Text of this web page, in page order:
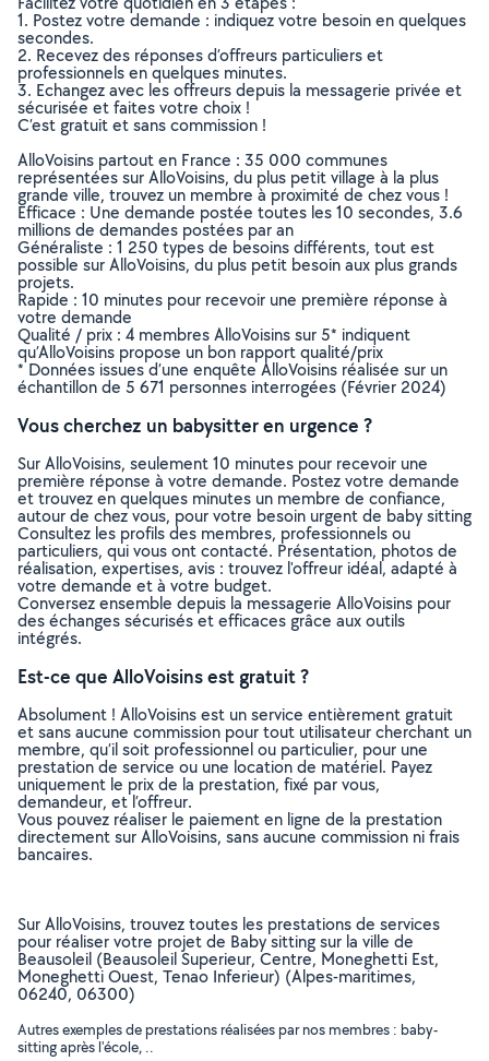
1. Postez votre demande : indiquez votre besoin en quelques
secondes.
2. Recevez des réponses d’offreurs particuliers et
professionnels en quelques minutes.
3. Echangez avec les offreurs depuis la messagerie privée et
sécurisée et faites votre choix !
C’est gratuit et sans commission !
AlloVoisins partout en France : 35 000 communes
représentées sur AlloVoisins, du plus petit village à la plus
grande ville, trouvez un membre à proximité de chez vous !
Efficace : Une demande postée toutes les 10 secondes, 3.6
millions de demandes postées par an
Généraliste : 1 250 types de besoins différents, tout est
possible sur AlloVoisins, du plus petit besoin aux plus grands
projets.
Rapide : 10 minutes pour recevoir une première réponse à
votre demande
Qualité / prix : 4 membres AlloVoisins sur 5* indiquent
qu’AlloVoisins propose un bon rapport qualité/prix
* Données issues d’une enquête AlloVoisins réalisée sur un
échantillon de 5 671 personnes interrogées (Février 2024)
Vous cherchez un babysitter en urgence ?
Sur AlloVoisins, seulement 10 minutes pour recevoir une
première réponse à votre demande. Postez votre demande
et trouvez en quelques minutes un membre de confiance,
autour de chez vous, pour votre besoin urgent de baby sitting
Consultez les profils des membres, professionnels ou
particuliers, qui vous ont contacté. Présentation, photos de
réalisation, expertises, avis : trouvez l'offreur idéal, adapté à
votre demande et à votre budget.
Conversez ensemble depuis la messagerie AlloVoisins pour
des échanges sécurisés et efficaces grâce aux outils
intégrés.
Est-ce que AlloVoisins est gratuit ?
Absolument ! AlloVoisins est un service entièrement gratuit
et sans aucune commission pour tout utilisateur cherchant un
membre, qu’il soit professionnel ou particulier, pour une
prestation de service ou une location de matériel. Payez
uniquement le prix de la prestation, fixé par vous,
demandeur, et l’offreur.
Vous pouvez réaliser le paiement en ligne de la prestation
directement sur AlloVoisins, sans aucune commission ni frais
bancaires.
Sur AlloVoisins, trouvez toutes les prestations de services
pour réaliser votre projet de Baby sitting sur la ville de
Beausoleil (Beausoleil Superieur, Centre, Moneghetti Est,
Moneghetti Ouest, Tenao Inferieur) (Alpes-maritimes,
06240, 06300)
Autres exemples de prestations réalisées par nos membres : baby-
sitting après l'école, ..